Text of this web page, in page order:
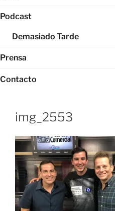
Podcast
Demasiado Tarde
Prensa
Contacto
img_2553